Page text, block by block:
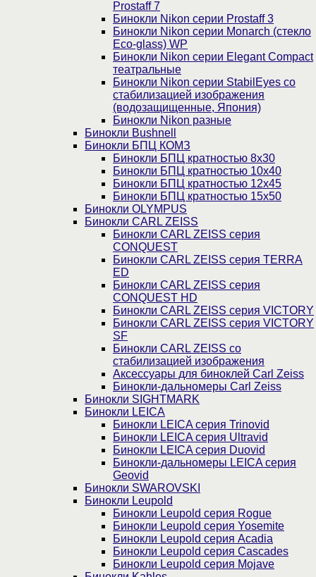
Prostaff 7
Бинокли Nikon серии Prostaff 3
Бинокли Nikon серии Monarch (стекло
Eco-glass) WP
Бинокли Nikon серии Elegant Compact
театральные
Бинокли Nikon серии StabilEyes со
стабилизацией изображения
(водозащищенные, Япония)
Бинокли Nikon разные
Бинокли Bushnell
Бинокли БПЦ КОМЗ
Бинокли БПЦ кратностью 8х30
Бинокли БПЦ кратностью 10х40
Бинокли БПЦ кратностью 12х45
Бинокли БПЦ кратностью 15х50
Бинокли OLYMPUS
Бинокли CARL ZEISS
Бинокли CARL ZEISS серия
CONQUEST
Бинокли CARL ZEISS серия TERRA
ED
Бинокли CARL ZEISS серия
CONQUEST HD
Бинокли CARL ZEISS серия VICTORY
Бинокли CARL ZEISS серия VICTORY
SF
Бинокли CARL ZEISS со
стабилизацией изображения
Аксессуары для биноклей Carl Zeiss
Бинокли-дальномеры Carl Zeiss
Бинокли SIGHTMARK
Бинокли LEICA
Бинокли LEICA серия Trinovid
Бинокли LEICA серия Ultravid
Бинокли LEICA серия Duovid
Бинокли-дальномеры LEICA серия
Geovid
Бинокли SWAROVSKI
Бинокли Leupold
Бинокли Leupold серия Rogue
Бинокли Leupold серия Yosemite
Бинокли Leupold серия Acadia
Бинокли Leupold серия Cascades
Бинокли Leupold серия Mojave